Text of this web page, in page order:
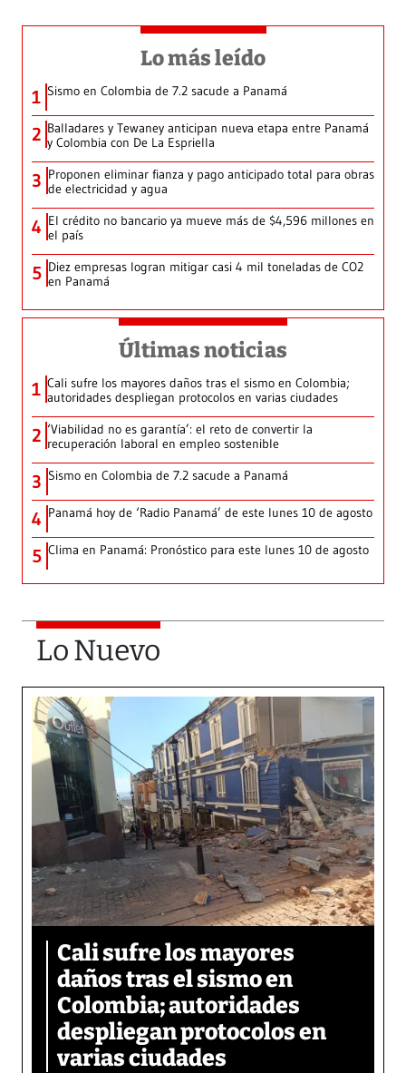
Lo más leído
1 Sismo en Colombia de 7.2 sacude a Panamá
2 Balladares y Tewaney anticipan nueva etapa entre Panamá
y Colombia con De La Espriella
3 Proponen eliminar fianza y pago anticipado total para obras
de electricidad y agua
4 El crédito no bancario ya mueve más de $4,596 millones en
el país
5 Diez empresas logran mitigar casi 4 mil toneladas de CO2
en Panamá
Últimas noticias
1 Cali sufre los mayores daños tras el sismo en Colombia;
autoridades despliegan protocolos en varias ciudades
2 ‘Viabilidad no es garantía’: el reto de convertir la
recuperación laboral en empleo sostenible
3 Sismo en Colombia de 7.2 sacude a Panamá
4 Panamá hoy de ‘Radio Panamá’ de este lunes 10 de agosto
5 Clima en Panamá: Pronóstico para este lunes 10 de agosto
Lo Nuevo
Cali sufre los mayores
daños tras el sismo en
Colombia; autoridades
despliegan protocolos en
varias ciudades